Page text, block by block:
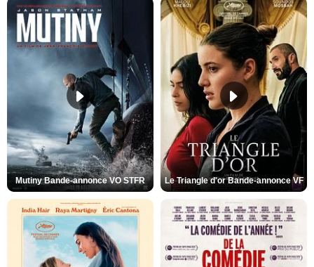
Mutiny Bande-annonce VO STFR Le Triangle d'or Bande-annonce VF